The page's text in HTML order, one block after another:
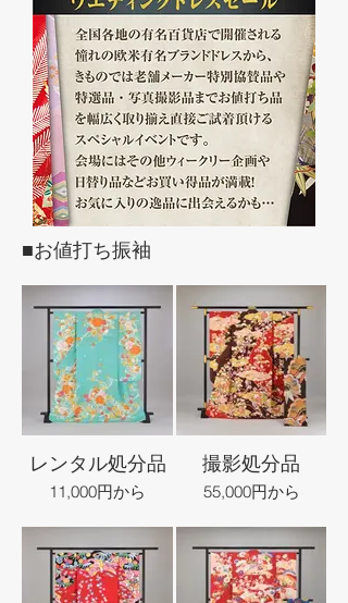
■お値打ち振袖
レンタル処分品
11,000円から
撮影処分品
55,000円から